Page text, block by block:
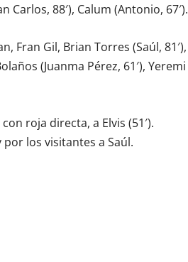
Carlos, 88′), Calum (Antonio, 67′).
Fran Gil, Brian Torres (Saúl, 81′),
(Juanma Pérez, 61′), Yeremi
roja directa, a Elvis (51′).
los visitantes a Saúl.